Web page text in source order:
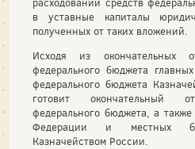
расходовании средств
в уставные капиталы
полученных от таких вложений.
Исходя из окончательных
федерального бюджета
федерального бюджета
готовит окончательный
федерального бюджета, а
Федерации и местных
Казначейством России.